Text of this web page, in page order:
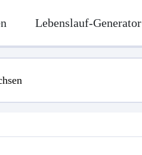
Lebenslauf-Generator